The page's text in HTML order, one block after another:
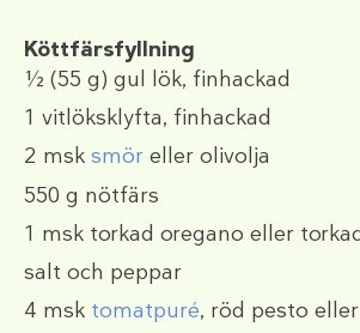
Köttfärsfyllning
½ (55 g) gul lök, finhackad
1 vitlöksklyfta, finhackad
2 msk smör eller olivolja
550 g nötfärs
1 msk torkad oregano eller
salt och peppar
4 msk tomatpuré, röd pesto